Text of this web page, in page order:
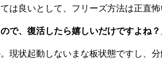
は良いとして、フリーズ方法は正直
で、復活したら嬉しいだけですよね？
現状起動しないまな板状態ですし、